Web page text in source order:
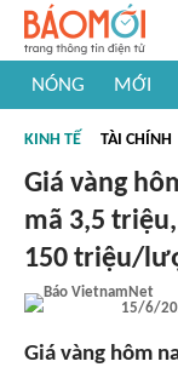
NÓNG MỚI
#Khám phá thế giới
KINH TẾ TÀI CHÍNH
Giá vàng
mã 3,5
150 triệu/
15/6/
Giá vàng hôm